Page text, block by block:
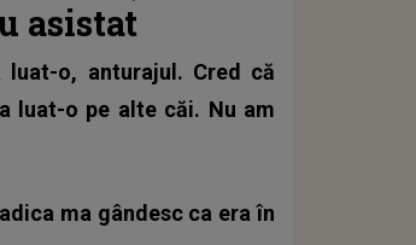
asistat
o, anturajul. Cred că
luat-o pe alte căi. Nu am
ma gândesc ca era în